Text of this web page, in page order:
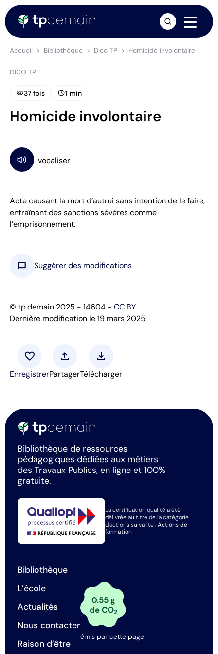
Accueil Bibliothèque Dico TP Homicide involontaire
DICO TP
visibility37 fois schedule1 min
Homicide involontaire
Acte causant la mort d’autrui sans intention de le faire,
entraînant des sanctions sévères comme
l’emprisonnement.
chat_bubble Suggérer des modifications
© tp.demain 2025 - 14604 - CC BY
Dernière modification le 19 mars 2025
favorite
Enregistrer
upload
Partager
download
Télécharger
Bibliothèque de ressources
pédagogiques dédiées aux métiers
des Travaux Publics, en ligne et 100%
gratuite.
La certification qualité a été
délivrée au titre de la catégorie
d'actions suivante :Actions de
formation
Bibliothèque
L’école
Actualités
Nous contacter
Raison d’être
0.55 g
de CO2
émis par cette page
arrow_forward